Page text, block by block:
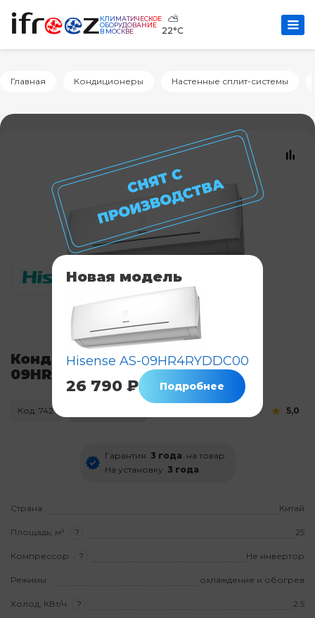
КЛИМАТИЧЕСКОЕ
ОБОРУДОВАНИЕ
В МОСКВЕ
⛅
22°C
Главная Кондиционеры Настенные сплит-системы
Кондиционер Hisense AS-
09HR4SYCDC5
Код: 742 5,0
Гарантия 3 года на товар
На установку 3 года
Страна Китай
Площадь, м² ? 25
Компрессор ? Не инвертор
Режимы охлаждение и обогрев
Холод, КВт/ч ?
2.5
Новая модель
Hisense AS-09HR4RYDDC00
26 790 ₽ Подробнее